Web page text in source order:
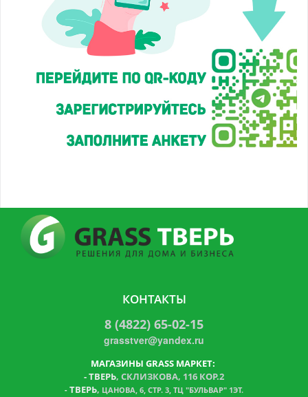
КОНТАКТЫ
8 (4822) 65-02-15
grasstver@yandex.ru
МАГАЗИНЫ GRASS МАРКЕТ:
-ТВЕРЬ, СКЛИЗКОВА, 116 КОР.2
- ТВЕРЬ, ЦАНОВА, 6, СТР. 3, ТЦ "БУЛЬВАР" 1ЭТ.